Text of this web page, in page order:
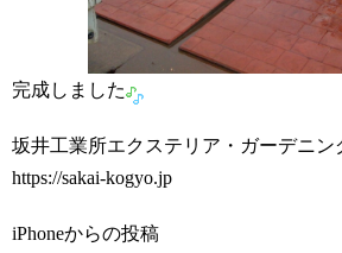
完成しました
坂井工業所エクステリア・ガーデニ
https://sakai-kogyo.jp
iPhoneからの投稿